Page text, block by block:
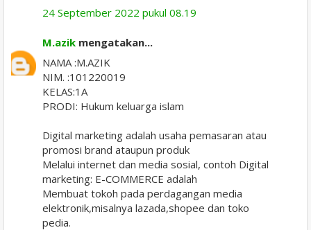
24 September 2022 pukul 08.19
M.azik mengatakan...
NAMA :M.AZIK
NIM. :101220019
KELAS:1A
PRODI: Hukum keluarga islam
Digital marketing adalah usaha pemasaran atau
promosi brand ataupun produk
Melalui internet dan media sosial, contoh Digital
marketing: E-COMMERCE adalah
Membuat tokoh pada perdagangan media
elektronik,misalnya lazada,shopee dan toko
pedia.